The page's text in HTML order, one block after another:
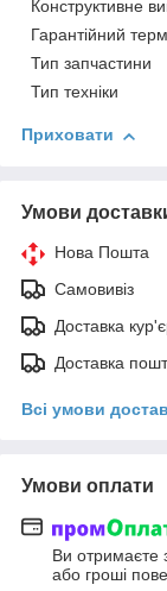
Конструктивне
Гарантійний
Тип запчастини
Тип техніки
Приховати
Умови
Нова Пошта
Самовивіз
Доставка
Доставка
Всі умови
Умови оплати
Ви отримаєте
або гроші